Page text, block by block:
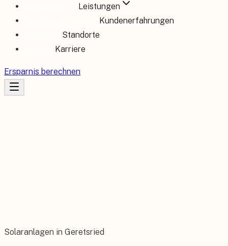
Leistungen
Kundenerfahrungen
Standorte
Karriere
Ersparnis berechnen
Solaranlagen in Geretsried